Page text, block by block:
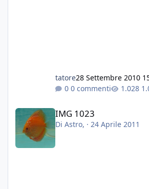
tatore28 Settembre 2010
0 commenti
IMG 1023
IMG 1023
Di Astro, · 24 Aprile 2011